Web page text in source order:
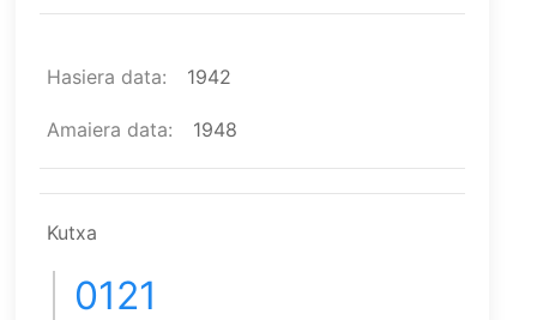
Hasiera data 1942
Amaiera data 1948
Kutxa
0121